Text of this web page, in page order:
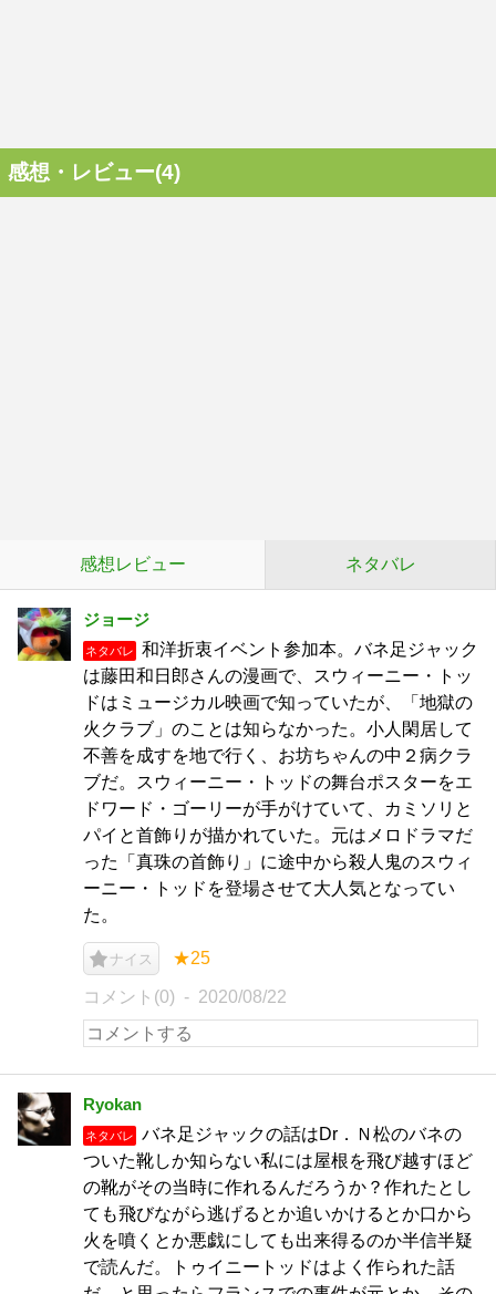
感想・レビュー(4)
感想レビュー ネタバレ
ジョージ
ネタバレ
和洋折衷イベント参加本。バネ足ジャック
は藤田和日郎さんの漫画で、スウィーニー・トッ
ドはミュージカル映画で知っていたが、「地獄の
火クラブ」のことは知らなかった。小人閑居して
不善を成すを地で行く、お坊ちゃんの中２病クラ
ブだ。スウィーニー・トッドの舞台ポスターをエ
ドワード・ゴーリーが手がけていて、カミソリと
パイと首飾りが描かれていた。元はメロドラマだ
った「真珠の首飾り」に途中から殺人鬼のスウィ
ーニー・トッドを登場させて大人気となってい
た。
ナイス ★25
コメント(0) 2020/08/22
Ryokan
ネタバレ
バネ足ジャックの話はDr．Ｎ松のバネの
ついた靴しか知らない私には屋根を飛び越すほど
の靴がその当時に作れるんだろうか？作れたとし
ても飛びながら逃げるとか追いかけるとか口から
火を噴くとか悪戯にしても出来得るのか半信半疑
で読んだ。トゥイニートッドはよく作られた話